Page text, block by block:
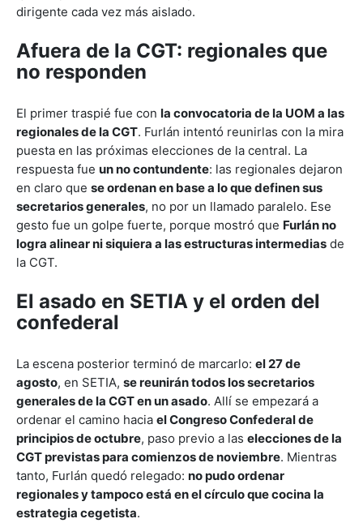
dirigente cada vez más aislado.
Afuera de la CGT: regionales que
no responden
El primer traspié fue con la convocatoria de la UOM a las
regionales de la CGT. Furlán intentó reunirlas con la mira
puesta en las próximas elecciones de la central. La
respuesta fue un no contundente: las regionales dejaron
en claro que se ordenan en base a lo que definen sus
secretarios generales, no por un llamado paralelo. Ese
gesto fue un golpe fuerte, porque mostró que Furlán no
logra alinear ni siquiera a las estructuras intermedias de
la CGT.
El asado en SETIA y el orden del
confederal
La escena posterior terminó de marcarlo: el 27 de
agosto, en SETIA, se reunirán todos los secretarios
generales de la CGT en un asado. Allí se empezará a
ordenar el camino hacia el Congreso Confederal de
principios de octubre, paso previo a las elecciones de la
CGT previstas para comienzos de noviembre. Mientras
tanto, Furlán quedó relegado: no pudo ordenar
regionales y tampoco está en el círculo que cocina la
estrategia cegetista.